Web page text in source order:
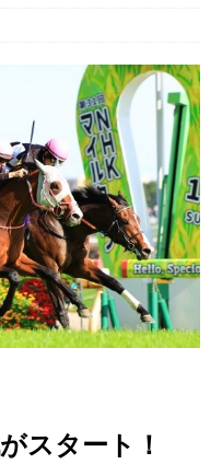
スタート！